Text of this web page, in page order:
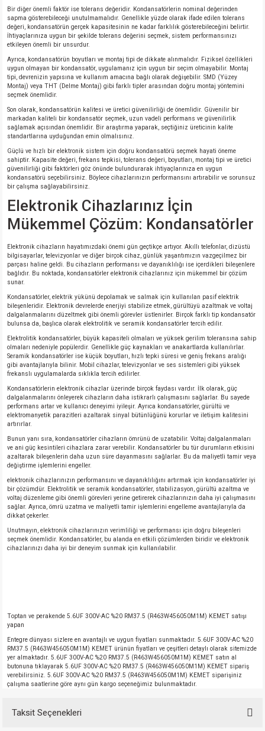
Bir diğer önemli faktör ise tolerans değeridir. Kondansatörlerin nominal değerinden
sapma gösterebileceği unutulmamalıdır. Genellikle yüzde olarak ifade edilen tolerans
değeri, kondansatörün gerçek kapasitesinin ne kadar farklılık gösterebileceğini belirtir.
İhtiyaçlarınıza uygun bir şekilde tolerans değerini seçmek, sistem performansınızı
etkileyen önemli bir unsurdur.
Ayrıca, kondansatörün boyutları ve montaj tipi de dikkate alınmalıdır. Fiziksel özellikleri
uygun olmayan bir kondansatör, uygulamanız için uygun bir seçim olmayabilir. Montaj
tipi, devrenizin yapısına ve kullanım amacına bağlı olarak değişebilir. SMD (Yüzey
Montaj) veya THT (Delme Montaj) gibi farklı tipler arasından doğru montaj yöntemini
seçmek önemlidir.
Son olarak, kondansatörün kalitesi ve üretici güvenilirliği de önemlidir. Güvenilir bir
markadan kaliteli bir kondansatör seçmek, uzun vadeli performans ve güvenilirlik
sağlamak açısından önemlidir. Bir araştırma yaparak, seçtiğiniz üreticinin kalite
standartlarına uyduğundan emin olmalısınız.
Güçlü ve hızlı bir elektronik sistem için doğru kondansatörü seçmek hayati öneme
sahiptir. Kapasite değeri, frekans tepkisi, tolerans değeri, boyutları, montaj tipi ve üretici
güvenilirliği gibi faktörleri göz önünde bulundurarak ihtiyaçlarınıza en uygun
kondansatörü seçebilirsiniz. Böylece cihazlarınızın performansını artırabilir ve sorunsuz
bir çalışma sağlayabilirsiniz.
Elektronik Cihazlarınız İçin
Mükemmel Çözüm: Kondansatörler
Elektronik cihazların hayatımızdaki önemi gün geçtikçe artıyor. Akıllı telefonlar, dizüstü
bilgisayarlar, televizyonlar ve diğer birçok cihaz, günlük yaşantımızın vazgeçilmez bir
parçası haline geldi. Bu cihazların performansı ve dayanıklılığı ise içerdikleri bileşenlere
bağlıdır. Bu noktada, kondansatörler elektronik cihazlarınız için mükemmel bir çözüm
sunar.
Kondansatörler, elektrik yükünü depolamak ve salmak için kullanılan pasif elektrik
bileşenleridir. Elektronik devrelerde enerjiyi stabilize etmek, gürültüyü azaltmak ve voltaj
dalgalanmalarını düzeltmek gibi önemli görevler üstlenirler. Birçok farklı tip kondansatör
bulunsa da, başlıca olarak elektrolitik ve seramik kondansatörler tercih edilir.
Elektrolitik kondansatörler, büyük kapasiteli olmaları ve yüksek gerilim toleransına sahip
olmaları nedeniyle popülerdir. Genellikle güç kaynakları ve anakartlarda kullanılırlar.
Seramik kondansatörler ise küçük boyutları, hızlı tepki süresi ve geniş frekans aralığı
gibi avantajlarıyla bilinir. Mobil cihazlar, televizyonlar ve ses sistemleri gibi yüksek
frekanslı uygulamalarda sıklıkla tercih edilirler.
Kondansatörlerin elektronik cihazlar üzerinde birçok faydası vardır. İlk olarak, güç
dalgalanmalarını önleyerek cihazların daha istikrarlı çalışmasını sağlarlar. Bu sayede
performans artar ve kullanıcı deneyimi iyileşir. Ayrıca kondansatörler, gürültü ve
elektromanyetik parazitleri azaltarak sinyal bütünlüğünü korurlar ve iletişim kalitesini
artırırlar.
Bunun yanı sıra, kondansatörler cihazların ömrünü de uzatabilir. Voltaj dalgalanmaları
ve ani güç kesintileri cihazlara zarar verebilir. Kondansatörler bu tür durumların etkisini
azaltarak bileşenlerin daha uzun süre dayanmasını sağlarlar. Bu da maliyetli tamir veya
değiştirme işlemlerini engeller.
elektronik cihazlarınızın performansını ve dayanıklılığını artırmak için kondansatörler iyi
bir çözümdür. Elektrolitik ve seramik kondansatörler, stabilizasyon, gürültü azaltma ve
voltaj düzenleme gibi önemli görevleri yerine getirerek cihazlarınızın daha iyi çalışmasını
sağlar. Ayrıca, ömrü uzatma ve maliyetli tamir işlemlerini engelleme avantajlarıyla da
dikkat çekerler.
Unutmayın, elektronik cihazlarınızın verimliliği ve performansı için doğru bileşenleri
seçmek önemlidir. Kondansatörler, bu alanda en etkili çözümlerden biridir ve elektronik
cihazlarınızı daha iyi bir deneyim sunmak için kullanılabilir.
Toptan ve perakende 5.6UF 300V-AC %20 RM37.5 (R463W456050M1M) KEMET satışı
yapan
Entegre dünyası sizlere en avantajlı ve uygun fiyatları sunmaktadır. 5.6UF 300V-AC %20
RM37.5 (R463W456050M1M) KEMET ürünün fiyatları ve çeşitleri detaylı olarak sitemizde
yer almaktadır. 5.6UF 300V-AC %20 RM37.5 (R463W456050M1M) KEMET satın al
butonuna tıklayarak 5.6UF 300V-AC %20 RM37.5 (R463W456050M1M) KEMET sipariş
verebilirsiniz. 5.6UF 300V-AC %20 RM37.5 (R463W456050M1M) KEMET siparişiniz
çalışma saatlerine göre aynı gün kargo seçeneğimiz bulunmaktadır.
Taksit Seçenekleri